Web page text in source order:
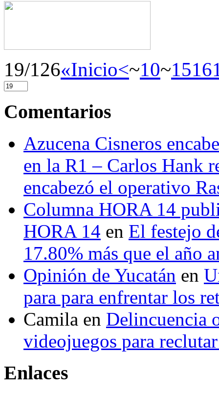
19/126«Inicio<~10~1516
Comentarios
Azucena Cisneros
en la R1 – Carlos Hank
encabezó el operativo
Columna HORA 14
HORA 14 en El festejo
17.80% más que el año
Opinión de Yucatán en
para para enfrentar los
Camila en Delincuencia
videojuegos para
Enlaces